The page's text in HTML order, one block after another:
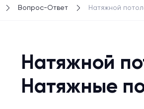
Вопрос-Ответ Натяжной
Натяжной
Натяжные